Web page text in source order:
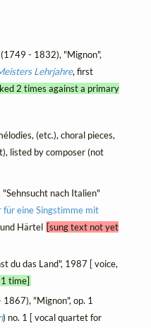
(1749 - 1832), "Mignon",
Lehrjahre, first
2 times against a primary
(etc.), choral pieces,
listed by composer (not
nach Italien"
für eine Singstimme mit
Härtel [sung text not yet
du das Land", 1987 [ voice,
time]
"Mignon", op. 1
) no. 1 [ vocal quartet for